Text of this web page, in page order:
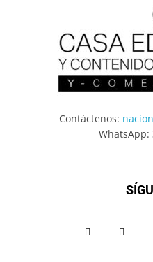
Contáctenos:
WhatsApp: